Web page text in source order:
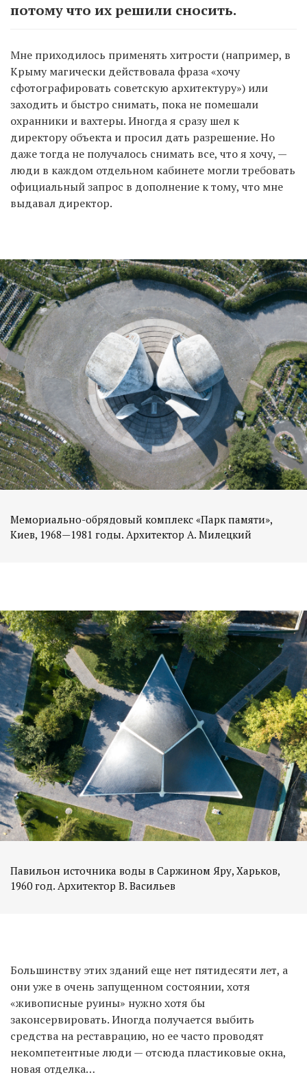
потому что их решили сносить.
Мне приходилось применять хитрости (например, в
Крыму магически действовала фраза «хочу
сфотографировать советскую архитектуру») или
заходить и быстро снимать, пока не помешали
охранники и вахтеры. Иногда я сразу шел к
директору объекта и просил дать разрешение. Но
даже тогда не получалось снимать все, что я хочу, —
люди в каждом отдельном кабинете могли требовать
официальный запрос в дополнение к тому, что мне
выдавал директор.
Мемориально-обрядовый комплекс «Парк памяти»,
Киев, 1968—1981 годы. Архитектор А. Милецкий
Павильон источника воды в Саржином Яру, Харьков,
Большинству этих зданий еще нет пятидесяти лет, а
они уже в очень запущенном состоянии, хотя
«живописные руины» нужно хотя бы
законсервировать. Иногда получается выбить
средства на реставрацию, но ее часто проводят
некомпетентные люди — отсюда пластиковые окна,
новая отделка…